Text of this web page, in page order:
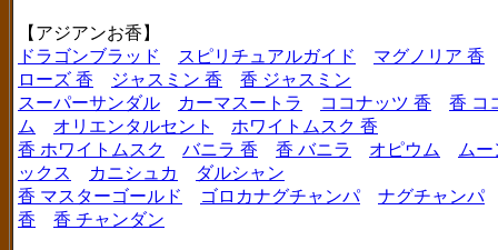
【アジアンお香】
ドラゴンブラッド
スピリチュアルガイド
マグノリア 香
ローズ 香
ジャスミン 香
香 ジャスミン
スーパーサンダル
カーマスートラ ココナッツ 香
香 コ
ム
オリエンタルセント
ホワイトムスク 香
香 ホワイトムスク
バニラ 香 香 バニラ オピウム
ムー
ックス
カニシュカ
ダルシャン
香 マスターゴールド
ゴロカナグチャンパ
ナグチャンパ
香
香 チャンダン